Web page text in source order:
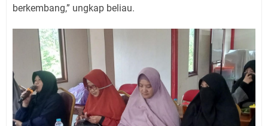
berkembang,” ungkap beliau.